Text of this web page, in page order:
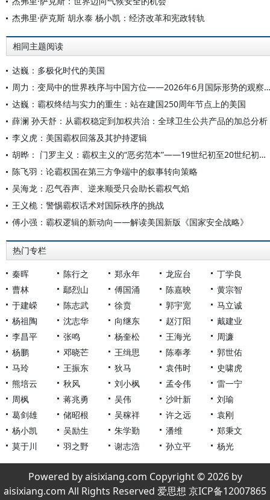
杰弗里·萨克斯 胡永泰 杨小凯：经济改革和宪政转轨
相同主题阅读
达巍：多极化时代的美国
周力：变局中的世界秩序与中国方位——2026年6月国际形势的观察与思考
达巍：霸权终结与实力的重生：站在建国250周年节点上的美国
薛澜 孙天舒：从霸权稳定到加权共治：全球卫生公共产品的加总分析
李义虎：美国霸权回落及其护持逻辑
胡晔： 门罗主义：霸权主义的“恶劣范本”——19世纪初至20世纪初门罗主义的演变与实践
陈飞羽：论霸权国在第三方争端中的叙事转向策略
吴海龙：忍气吞声、逆来顺受只会助长霸权气焰
王义桅：警惕霸权话术对国际秩序的挑战
傅小强：霸权逻辑的新动向——解读美国新版《国家安全战略》
热门专栏
秦晖 陈行之 郑永年 龙应台
丁学良
曹林
鄢烈山 傅国涌 陈嘉映
黄宗智
于建嵘
陈志武 徐贲 郭宇宽
马立诚
杨祖陶
沈志华 向继东 赵汀阳
戴建业
李昌平
张鸣 杨奎松 王海光
周濂
杨鹏
邓晓芒 王缉思 陈奉孝
郭世佑
马玲
王振东 狄马 袁伟时
史啸虎
熊培云
秋风 刘小枫 孟令伟
雷一宁
周枫
蒋兆勇 吴伟 沙叶新
刘瑜
葛剑雄
储昭根 吴稼祥 许之远
袁刚
杨小凯
吴励生 朱学勤 潘维
郑秉文
莫于川
羽之野 谢志浩 孙立平 杨光
Powered by aisixiang.com Copyright © 2026 by
aisixiang.com All Rights Reserved 爱思想 京ICP备12007865